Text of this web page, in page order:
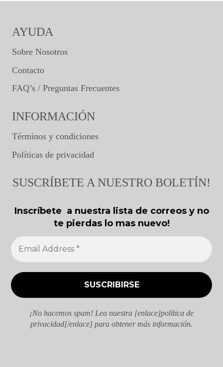
AYUDA
Sobre Nosotros
Contacto
FAQ’s / Preguntas Frecuentes
INFORMACIÓN
Términos y condiciones
Políticas de privacidad
SUSCRÍBETE A NUESTRO BOLETÍN!
Inscríbete a nuestra lista de correos y no
te pierdas lo mas nuevo!
¡No hacemos spam! Lea nuestra [enlace]política de
privacidad[/enlace] para obtener más información.